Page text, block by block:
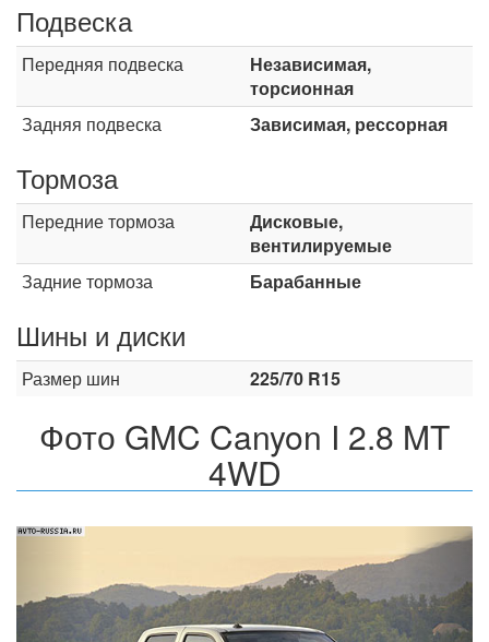
Подвеска
Передняя подвеска
Независимая,
торсионная
Задняя подвеска
Зависимая, рессорная
Тормоза
Передние тормоза
Дисковые,
вентилируемые
Задние тормоза
Барабанные
Шины и диски
Размер шин 225/70 R15
Фото GMC Canyon I 2.8 MT
4WD
Назад